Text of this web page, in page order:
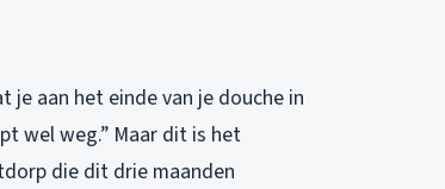
aan het einde van je douche in
wel weg.” Maar dit is het
die dit drie maanden